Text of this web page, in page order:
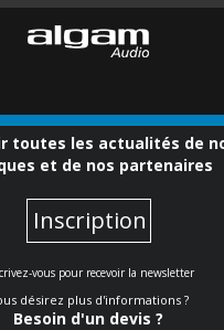
toutes les actualités de
et de nos partenaires
Inscription
vous pour recevoir la newsletter
désirez plus d'informations ?
Besoin d'un devis ?